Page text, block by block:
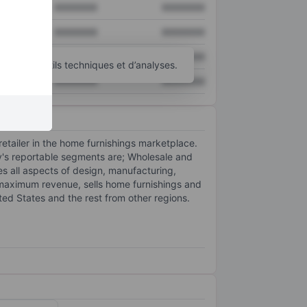
XXXXXXX XXXXXXX
outils techniques et d’analyses.
in the home furnishings marketplace.
reportable segments are; Wholesale and
all aspects of design, manufacturing,
revenue, sells home furnishings and
States and the rest from other regions.